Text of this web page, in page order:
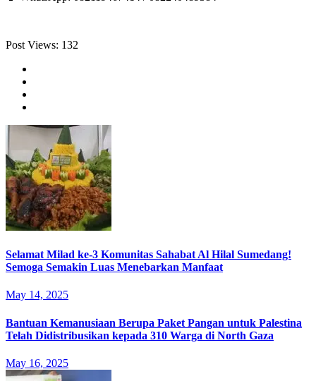
Post Views: 132
Selamat Milad ke-3 Komunitas Sahabat Al Hilal Sumedang!
Semoga Semakin Luas Menebarkan Manfaat
May 14, 2025
Bantuan Kemanusiaan Berupa Paket Pangan untuk Palestina
Telah Didistribusikan kepada 310 Warga di North Gaza
May 16, 2025